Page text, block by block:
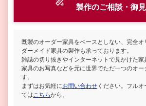
製作のご相談・御
既製のオーダー家具をベースとしない、完全
ダーメイド家具の製作も承っております。
雑誌の切り抜きやインターネットで見かけた家
家具のお写真などを元に世界でただ一つのオー
す。
まずはお気軽にお問い合わせ ください。フル
ては こちらから。